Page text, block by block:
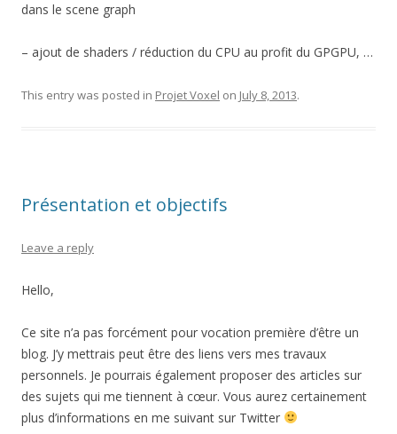
dans le scene graph
– ajout de shaders / réduction du CPU au profit du GPGPU, …
This entry was posted in Projet Voxel on July 8, 2013.
Présentation et objectifs
Leave a reply
Hello,
Ce site n’a pas forcément pour vocation première d’être un
blog. J’y mettrais peut être des liens vers mes travaux
personnels. Je pourrais également proposer des articles sur
des sujets qui me tiennent à cœur. Vous aurez certainement
plus d’informations en me suivant sur Twitter